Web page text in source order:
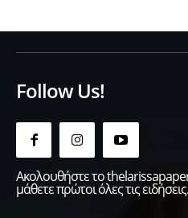
Follow Us!
Ακολουθήστε το
μάθετε πρώτοι όλες τις ειδήσεις.